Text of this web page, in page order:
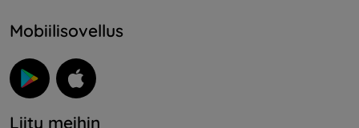
Mobiilisovellus
Liity meihin